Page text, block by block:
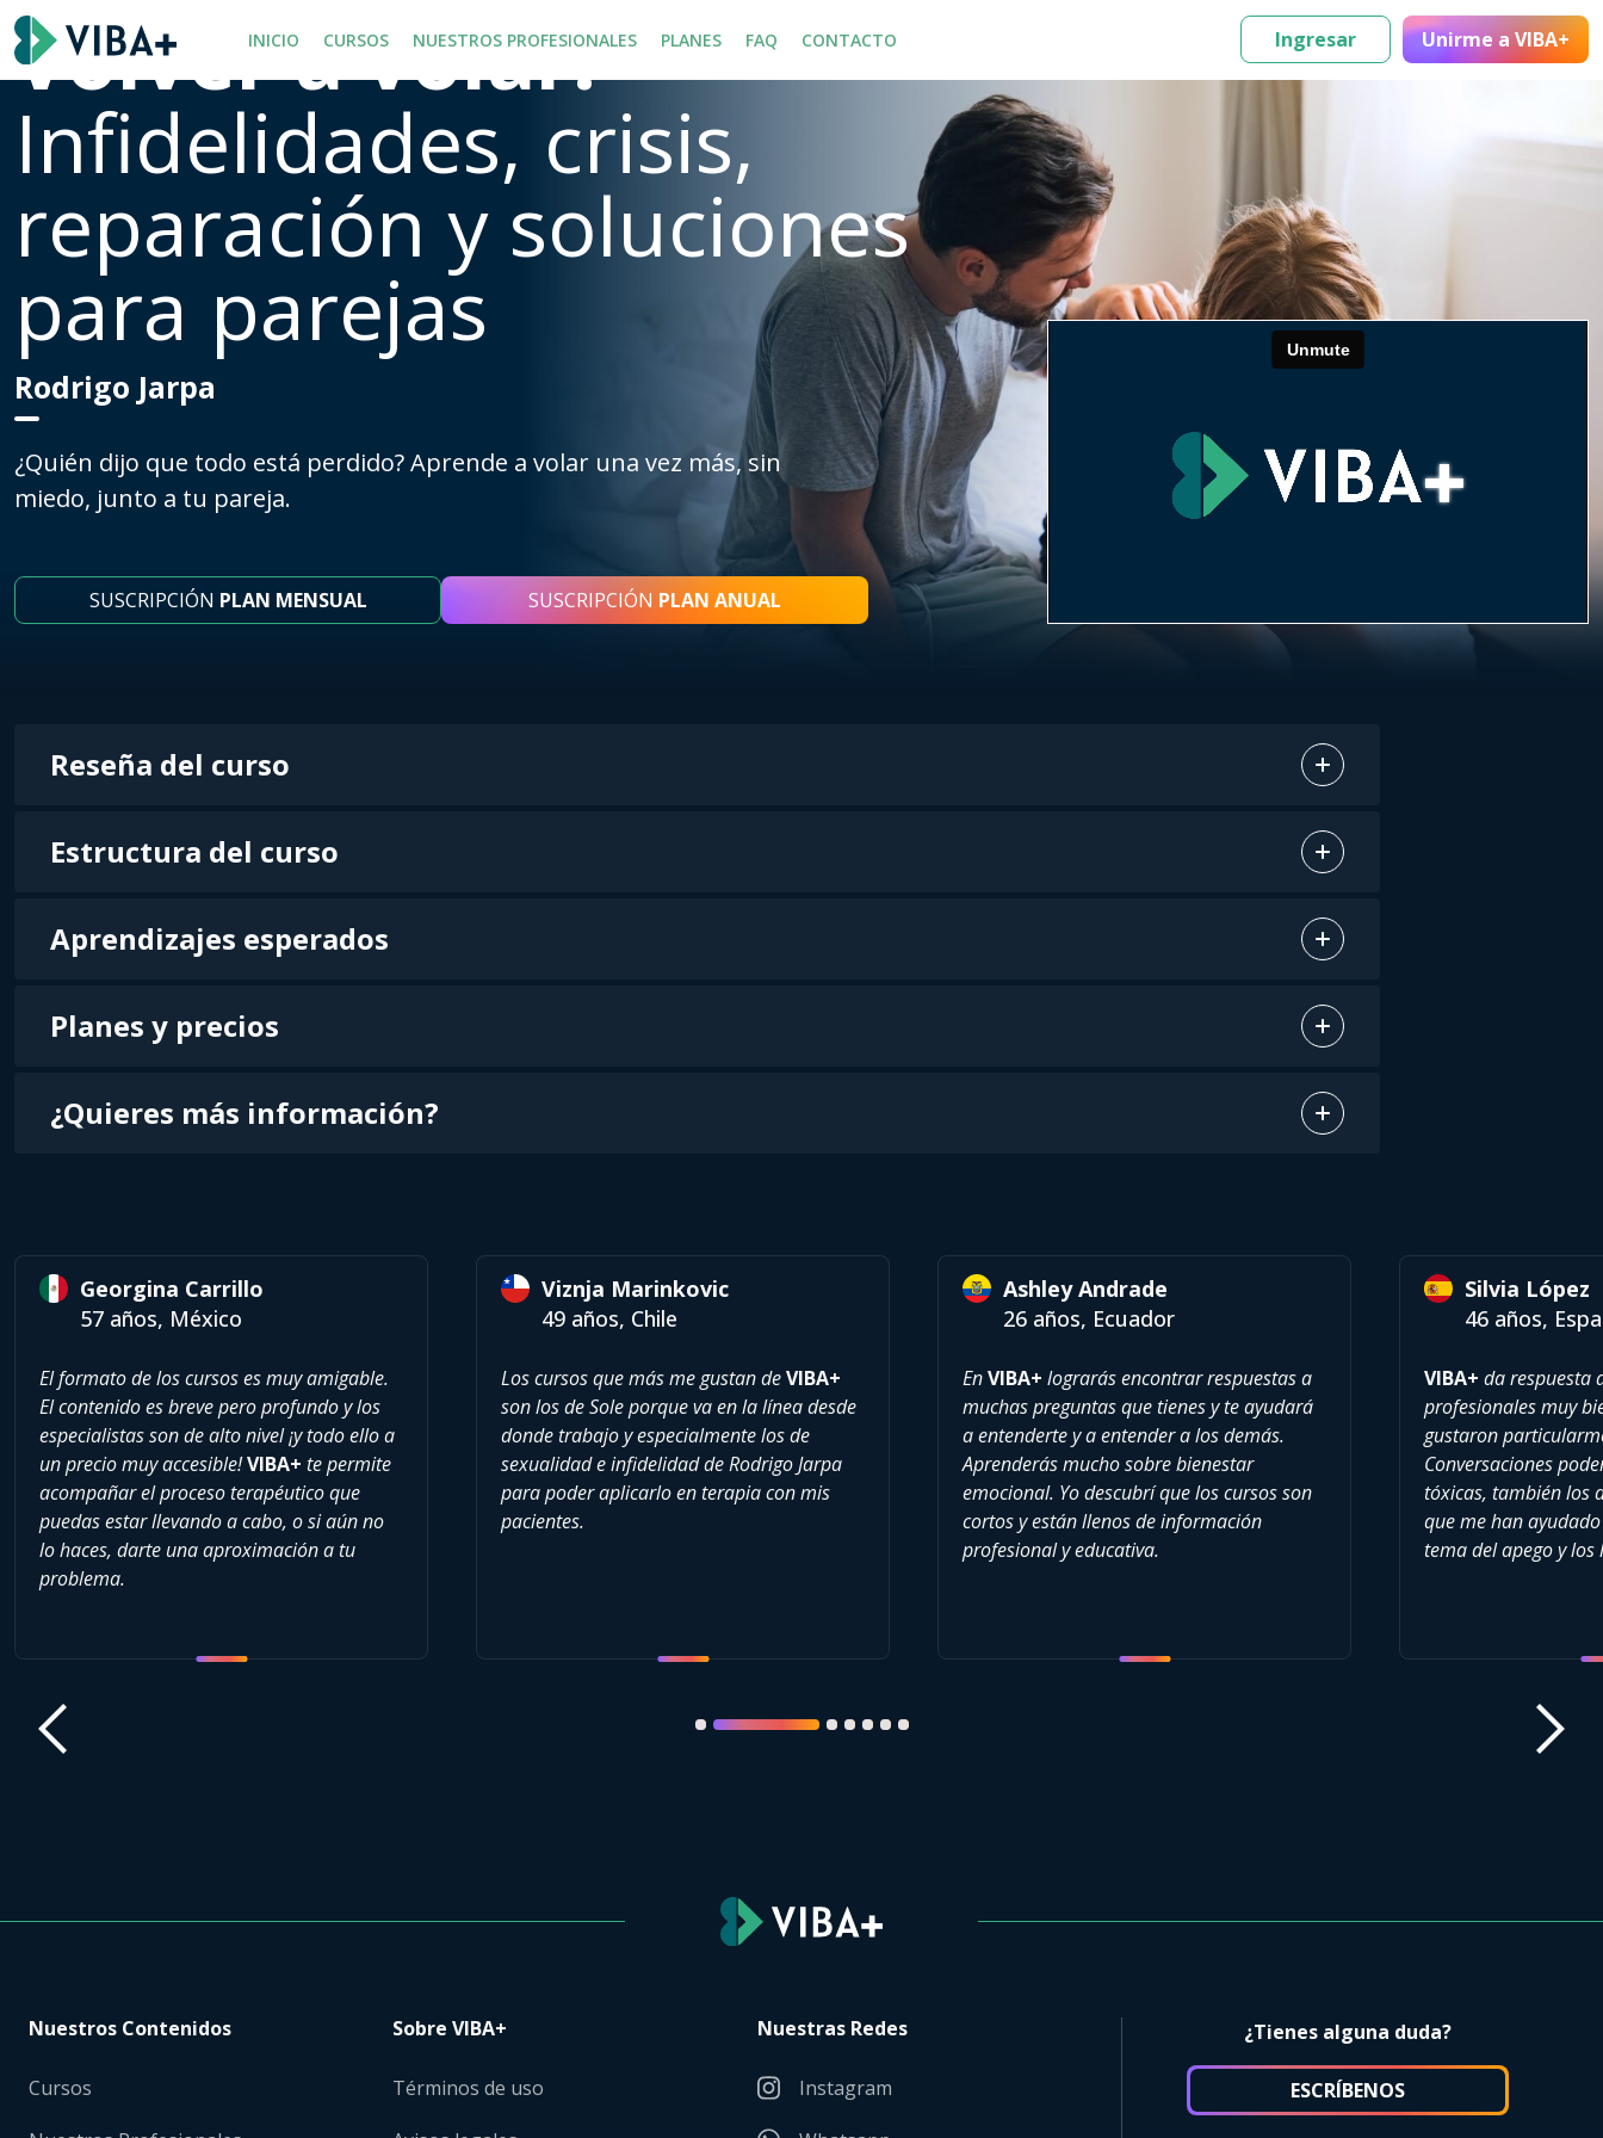
INICIO CURSOS NUESTROS PROFESIONALES PLANES FAQ CONTACTO Ingresar Unirme a VIBA+
Volver a volar:
Infidelidades, crisis,
reparación y soluciones
para parejas
Rodrigo Jarpa
¿Quién dijo que todo está perdido? Aprende a volar una vez más, sin
miedo, junto a tu pareja.
SUSCRIPCIÓN PLAN MENSUAL SUSCRIPCIÓN PLAN ANUAL
Reseña del curso
Estructura del curso
Aprendizajes esperados
Planes y precios
¿Quieres más información?
Georgina Carrillo
57 años, México
El formato de los cursos es muy amigable.
El contenido es breve pero profundo y los
especialistas son de alto nivel ¡y todo ello a
un precio muy accesible!VIBA+ te permite
acompañar el proceso terapéutico que
puedas estar llevando a cabo, o si aún no
lo haces, darte una aproximación a tu
problema.
Viznja Marinkovic
49 años, Chile
Los cursos que más me gustan deVIBA+
son los de Sole porque va en la línea desde
donde trabajo y especialmente los de
sexualidad e infidelidad de Rodrigo Jarpa
para poder aplicarlo en terapia con mis
pacientes.
Ashley Andrade
26 años, Ecuador
EnVIBA+ lograrás encontrar respuestas a
muchas preguntas que tienes y te ayudará
a entenderte y a entender a los demás.
Aprenderás mucho sobre bienestar
emocional. Yo descubrí que los cursos son
cortos y están llenos de información
profesional y educativa.
Silvia López
46 años,
VIBA+ da respuesta
profesionales muy
gustaron
Conversaciones
tóxicas, también los
que me han
tema del apego y los
Nuestros Contenidos
Cursos
Sobre VIBA+
Términos de uso
Nuestras Redes
Instagram
¿Tienes alguna duda?
ESCRÍBENOS